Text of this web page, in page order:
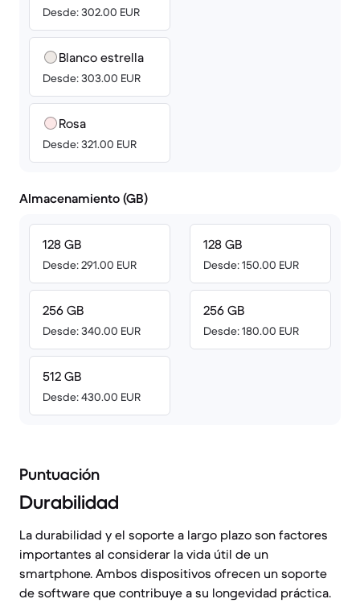
Desde: 302.00 EUR
Blanco estrella
Desde: 303.00 EUR
Rosa
Desde: 321.00 EUR
Almacenamiento (GB)
128 GB
Desde: 291.00 EUR
256 GB
Desde: 340.00 EUR
512 GB
Desde: 430.00 EUR
128 GB
Desde: 150.00 EUR
256 GB
Desde: 180.00 EUR
Puntuación
Durabilidad
La durabilidad y el soporte a largo plazo son factores
importantes al considerar la vida útil de un
smartphone. Ambos dispositivos ofrecen un soporte
de software que contribuye a su longevidad práctica.